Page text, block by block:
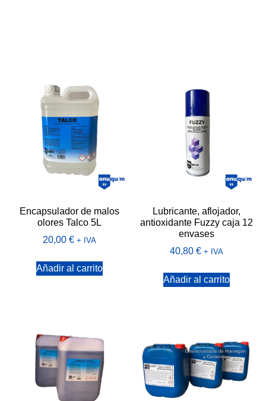
Encapsulador de malos
olores Talco 5L
20,00 € + IVA
Añadir al carrito
Lubricante, aflojador,
antioxidante Fuzzy caja 12
envases
40,80 € + IVA
Añadir al carrito